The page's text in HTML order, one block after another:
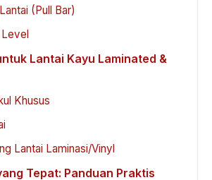
(Pull Bar)
Lantai Kayu Laminated &
Khusus
Lantai Laminasi/Vinyl
Tepat: Panduan Praktis